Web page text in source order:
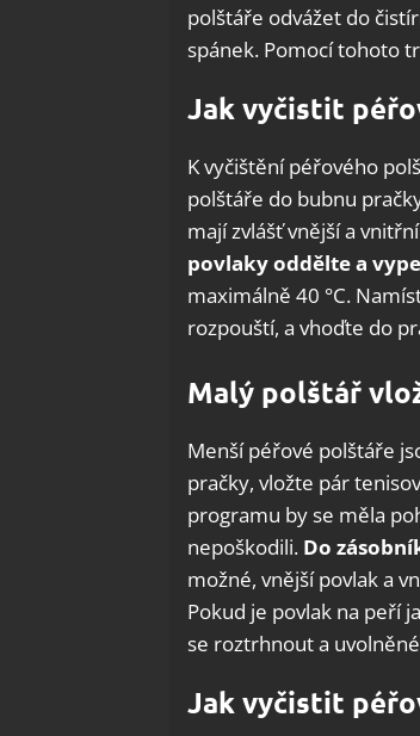
polštáře odvážet do
spánek. Pomocí tohoto
Jak vyčistit
K vyčištění péřového
polštáře do bubnu
mají zvlášť vnější a
povlaky oddělte a
maximálně 40 °C.
rozpouští, a vhoďte do
Malý polštář
Menší péřové polštáře
pračky, vložte pár
programu by se měla
nepoškodili. Do
možné, vnější povlak a
Pokud je povlak na peří
se roztrhnout a
Jak vyčistit